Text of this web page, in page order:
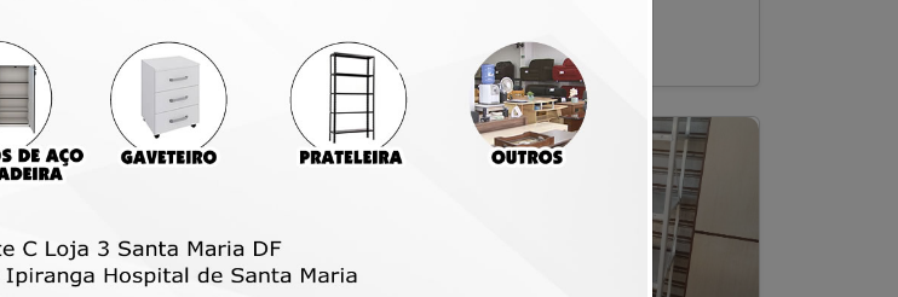
Santa Maria